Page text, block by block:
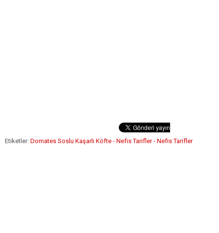
Etiketler: Domates Soslu Kaşarlı Köfte - Nefis Tarifler - Nefis Tarifler